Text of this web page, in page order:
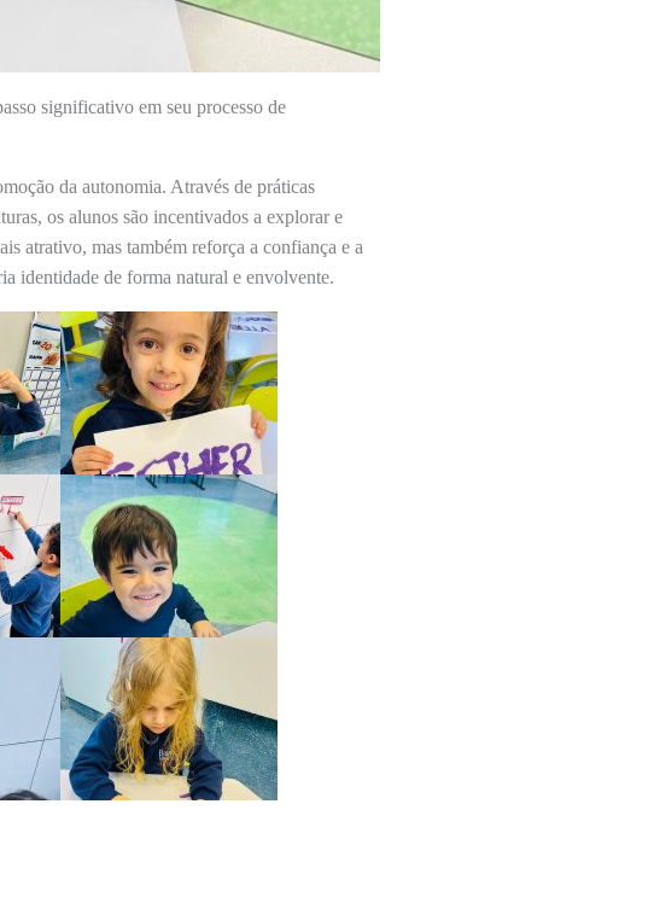
significativo em seu processo de
da autonomia. Através de práticas
os alunos são incentivados a explorar e
atrativo, mas também reforça a confiança e a
identidade de forma natural e envolvente.